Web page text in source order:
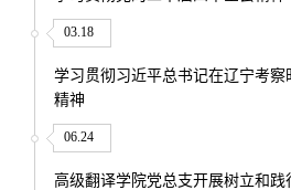
03.18
学习贯彻习近平总书记在辽宁考
精神
06.24
高级翻译学院党总支开展树立和